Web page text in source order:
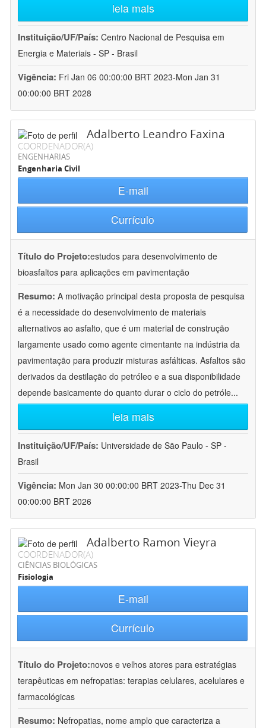
leia mais
Instituição/UF/País: Centro Nacional de Pesquisa em
Energia e Materiais - SP - Brasil
Vigência: Fri Jan 06 00:00:00 BRT 2023-Mon Jan 31
00:00:00 BRT 2028
Adalberto Leandro Faxina
COORDENADOR(A)
ENGENHARIAS
Engenharia Civil
E-mail
Currículo
Título do Projeto:estudos para desenvolvimento de
bioasfaltos para aplicações em pavimentação
Resumo: A motivação principal desta proposta de pesquisa
é a necessidade do desenvolvimento de materiais
alternativos ao asfalto, que é um material de construção
largamente usado como agente cimentante na indústria da
pavimentação para produzir misturas asfálticas. Asfaltos são
derivados da destilação do petróleo e a sua disponibilidade
depende basicamente do quanto durar o ciclo do petróle...
leia mais
Instituição/UF/País: Universidade de São Paulo - SP -
Brasil
Vigência: Mon Jan 30 00:00:00 BRT 2023-Thu Dec 31
00:00:00 BRT 2026
Adalberto Ramon Vieyra
COORDENADOR(A)
CIÊNCIAS BIOLÓGICAS
Fisiologia
E-mail
Currículo
Título do Projeto:novos e velhos atores para estratégias
terapêuticas em nefropatias: terapias celulares, acelulares e
farmacológicas
Resumo: Nefropatias, nome amplo que caracteriza a